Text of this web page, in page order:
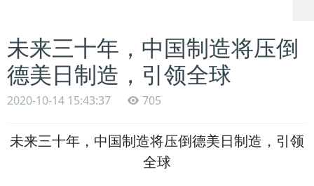
未来三十年，中国制造将压倒
德美日制造，引领全球
2020-10-14 15:43:37 705
未来三十年，中国制造将压倒德美日制造，引领
全球